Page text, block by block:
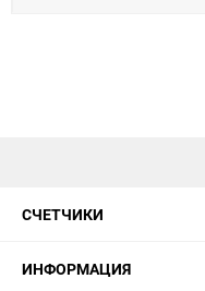
СЧЕТЧИКИ
ИНФОРМАЦИЯ